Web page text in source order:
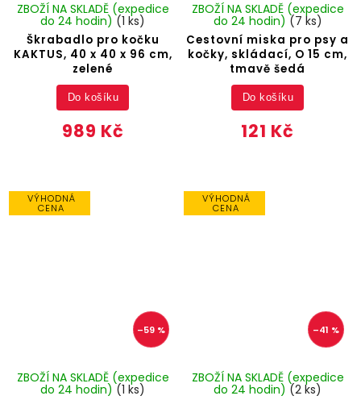
Škrabadlo pro kočku
KAKTUS, 40 x 40 x 96 cm,
zelené
ZBOŽÍ NA SKLADĚ (expedice
do 24 hodin) (1 ks)
989 Kč
Do košíku
Cestovní miska pro psy a
kočky, skládací, O 15 cm,
tmavě šedá
ZBOŽÍ NA SKLADĚ (expedice
do 24 hodin) (7 ks)
121 Kč
Do košíku
VÝHODNÁ
CENA
–59 %
ZBOŽÍ NA SKLADĚ (expedice
do 24 hodin) (1 ks)
VÝHODNÁ
CENA
–41 %
ZBOŽÍ NA SKLADĚ (expedice
do 24 hodin) (2 ks)